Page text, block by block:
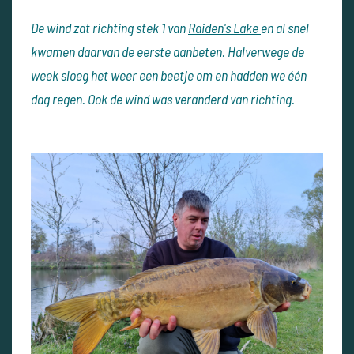
De wind zat richting stek 1 vanRaiden's Lakeen al snel
kwamen daarvan de eerste aanbeten. Halverwege de
week sloeg het weer een beetje om en hadden we één
dag regen. Ook de wind was veranderd van richting.